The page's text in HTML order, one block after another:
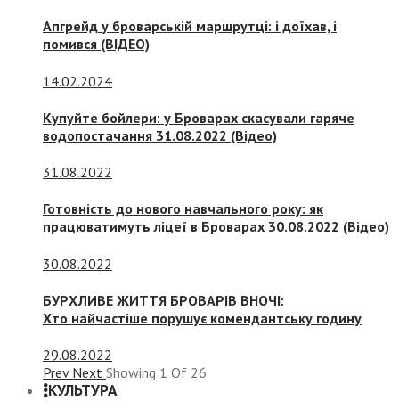
Апгрейд у броварській маршрутці: і доїхав, і
помився (ВІДЕО)
14.02.2024
Купуйте бойлери: у Броварах скасували гаряче
водопостачання 31.08.2022 (Відео)
31.08.2022
Готовність до нового навчального року: як
працюватимуть ліцеї в Броварах 30.08.2022 (Відео)
30.08.2022
БУРХЛИВЕ ЖИТТЯ БРОВАРІВ ВНОЧІ:
Хто найчастіше порушує комендантську годину
29.08.2022
Prev Next Showing 1 Of 26
КУЛЬТУРА